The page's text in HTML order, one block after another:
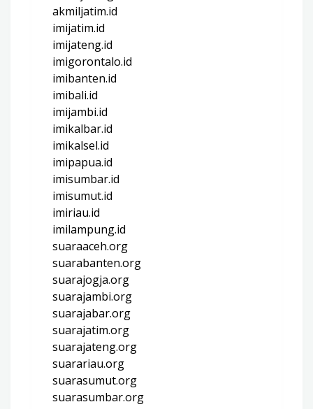
akmiljatim.id
imijatim.id
imijateng.id
imigorontalo.id
imibanten.id
imibali.id
imijambi.id
imikalbar.id
imikalsel.id
imipapua.id
imisumbar.id
imisumut.id
imiriau.id
imilampung.id
suaraaceh.org
suarabanten.org
suarajogja.org
suarajambi.org
suarajabar.org
suarajatim.org
suarajateng.org
suarariau.org
suarasumut.org
suarasumbar.org